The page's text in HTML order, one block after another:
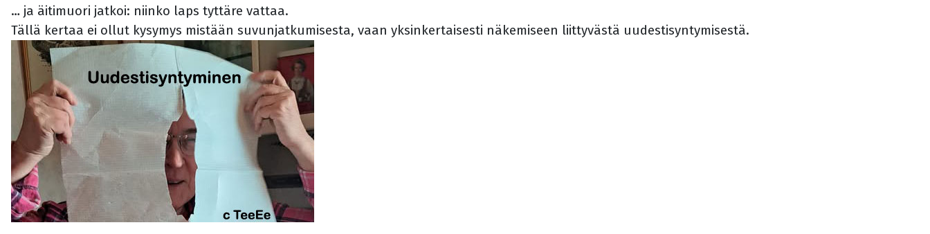
… ja äitimuori jatkoi: niinko laps tyttäre vattaa.
Tällä kertaa ei ollut kysymys mistään suvunjatkumisesta, vaan yksinkertaisesti näkemiseen liittyvästä uudestisyntymisestä.